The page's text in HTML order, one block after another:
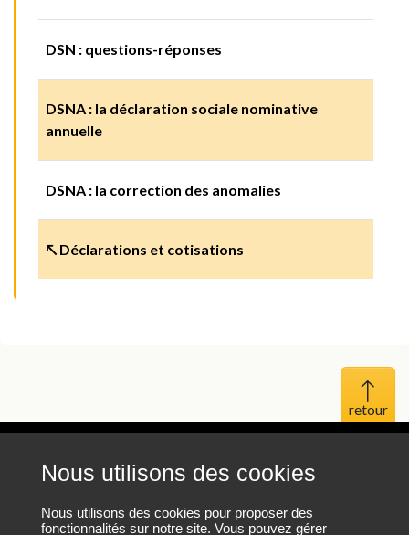
Nous utilisons des cookies
Nous utilisons des cookies pour proposer des
fonctionnalités sur notre site. Vous pouvez gérer
DSN : questions-réponses
DSNA : la déclaration sociale nominative
annuelle
DSNA : la correction des anomalies
↖ Déclarations et cotisations
Haut
Mentions légales
Protection des données personnelles